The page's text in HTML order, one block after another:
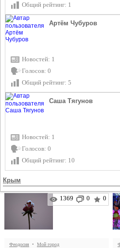
Общий рейтинг: 1
Артём Чубуров
Новостей: 1
Голосов: 0
Общий рейтинг: 5
Саша Тягунов
Новостей: 1
Голосов: 0
Общий рейтинг: 10
Крым
1369 0 0
Феодосия • Мой город